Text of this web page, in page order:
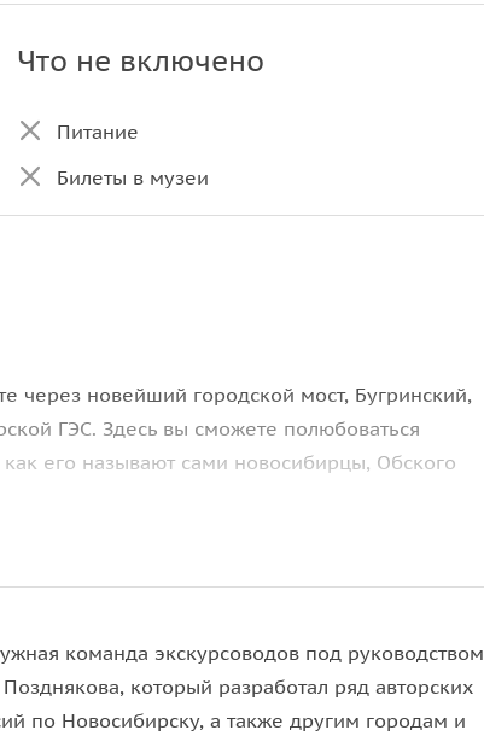
Что не включено
Питание
Билеты в музеи
через новейший городской мост, Бугринский,
ГЭС. Здесь вы сможете полюбоваться
его называют сами новосибирцы, Обского
и КВНщика Михаилу Зуеву и к основателю
Вы также прогуляетесь мимо новейших
команда экскурсоводов под руководством
который разработал ряд авторских
по Новосибирску, а также другим городам и